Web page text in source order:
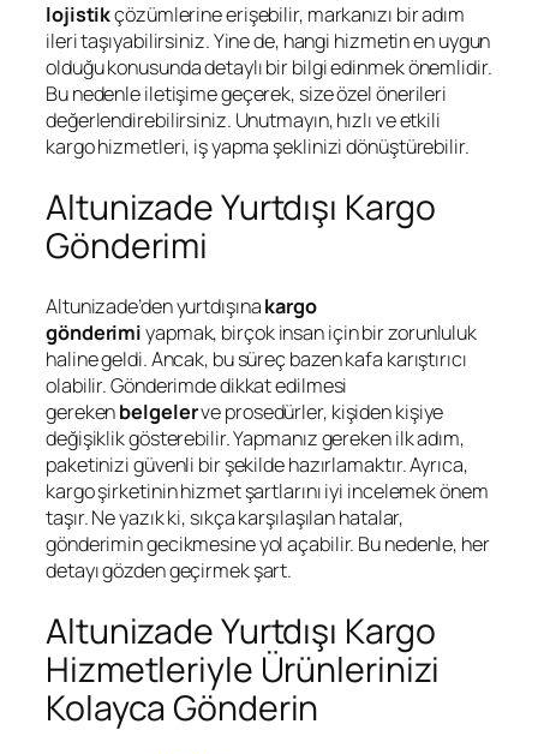
lojistikçözümlerine erişebilir, markanızı bir adım
ileri taşıyabilirsiniz. Yine de, hangi hizmetin en uygun
olduğu konusunda detaylı bir bilgi edinmek önemlidir.
Bu nedenle iletişime geçerek, size özel önerileri
değerlendirebilirsiniz. Unutmayın, hızlı ve etkili
kargo hizmetleri, iş yapma şeklinizi dönüştürebilir.
Altunizade Yurtdışı Kargo
Gönderimi
Altunizade’den yurtdışınakargo
gönderimiyapmak, birçok insan için bir zorunluluk
haline geldi. Ancak, bu süreç bazen kafa karıştırıcı
olabilir. Gönderimde dikkat edilmesi
gerekenbelgelerve prosedürler, kişiden kişiye
değişiklik gösterebilir. Yapmanız gereken ilk adım,
paketinizi güvenli bir şekilde hazırlamaktır. Ayrıca,
kargo şirketinin hizmet şartlarını iyi incelemek önem
taşır. Ne yazık ki, sıkça karşılaşılan hatalar,
gönderimin gecikmesine yol açabilir. Bu nedenle, her
detayı gözden geçirmek şart.
Altunizade Yurtdışı Kargo
Hizmetleriyle Ürünlerinizi
Kolayca Gönderin